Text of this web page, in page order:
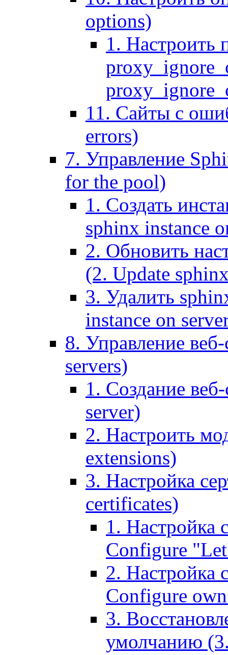
options)
1. Настроить
11. Сайты с
errors)
7. Управление
for the pool)
1. Создать
sphinx instance
2. Обновить
(2. Update
3. Удалить
instance on
8. Управление
servers)
1. Создание
server)
2. Настроить
extensions)
3. Настройка
certificates)
1. Настройка
Configure
2. Настройка
Configure
3.
умолчанию